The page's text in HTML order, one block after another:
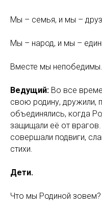
Мы – семья, и мы –
Мы – народ, и мы –
Вместе мы непобедимы.
Ведущий: Во все
свою родину, дружили,
объединялись, когда
защищали её от
совершали подвиги,
стихи.
Дети.
Что мы Родиной зовем?